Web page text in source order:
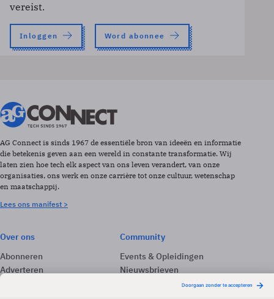
vereist.
Inloggen Word abonnee
AG Connect is sinds 1967 de essentiële bron van ideeën en informatie
die betekenis geven aan een wereld in constante transformatie. Wij
laten zien hoe tech elk aspect van ons leven verandert, van onze
organisaties, ons werk en onze carrière tot onze cultuur, wetenschap
en maatschappij.
Lees ons manifest >
Over ons
Abonneren
Adverteren
Community
Events & Opleidingen
Nieuwsbrieven